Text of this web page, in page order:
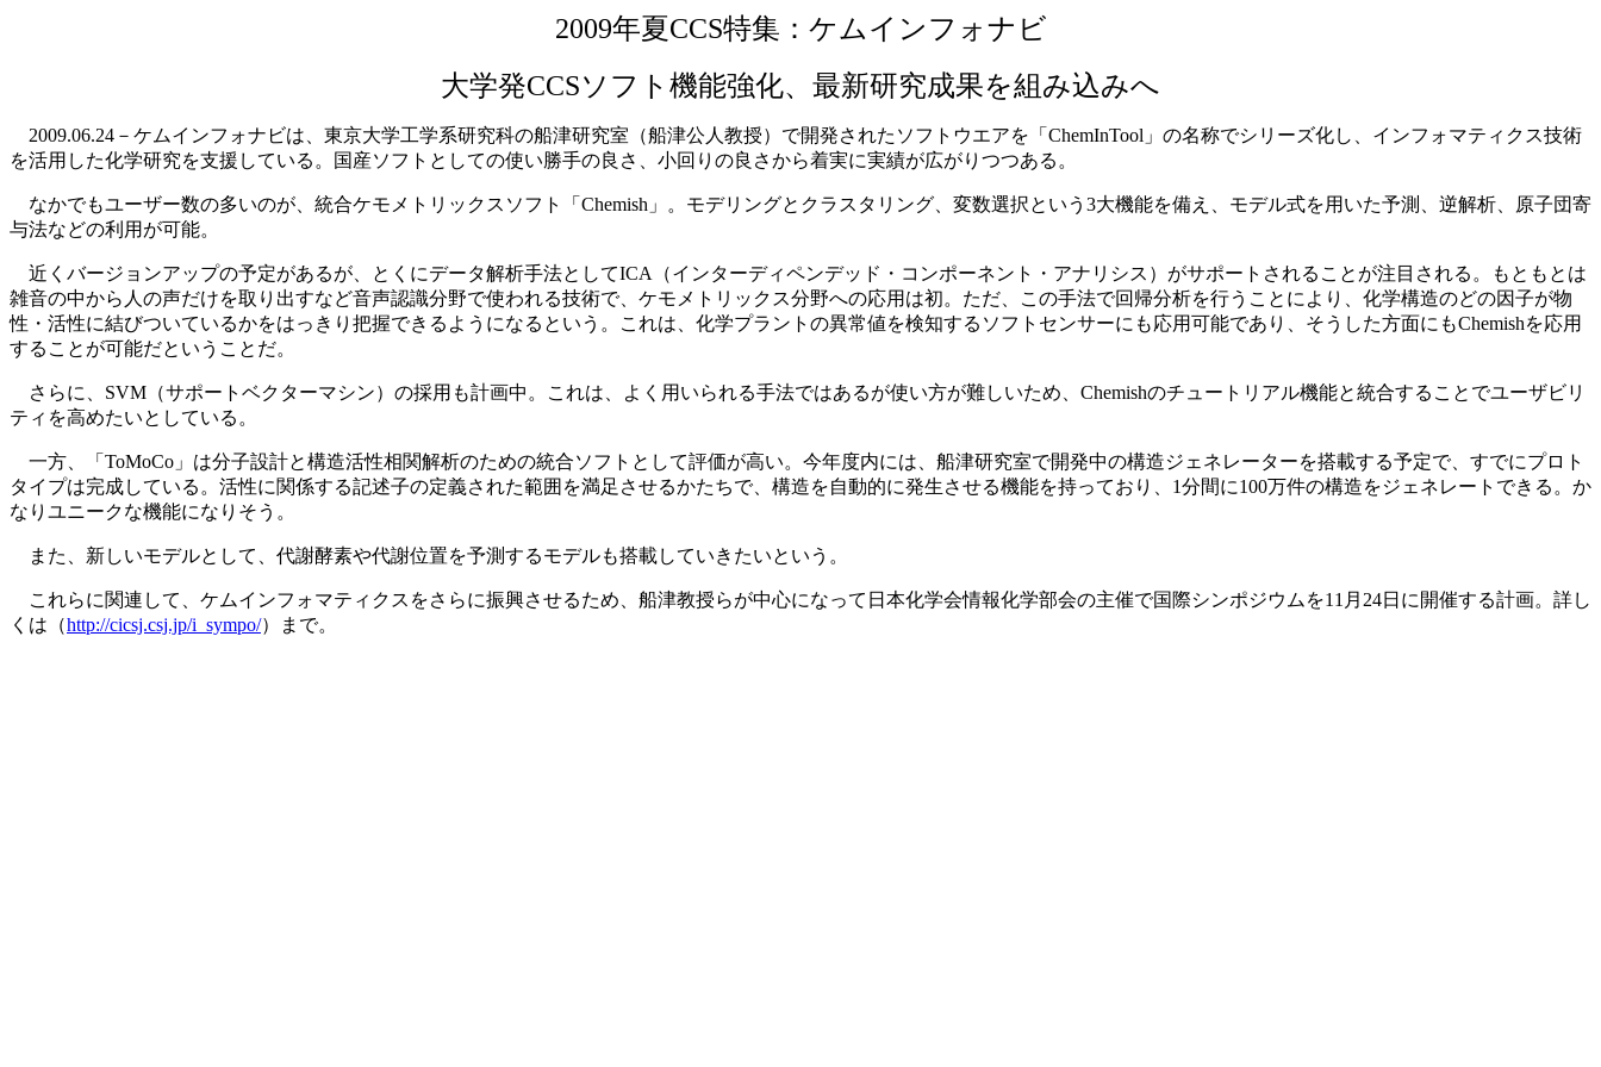
2009年夏CCS特集：ケムインフォナビ
大学発CCSソフト機能強化、最新研究成果を組み込みへ
2009.06.24－ケムインフォナビは、東京大学工学系研究科の船津研究室（船津公人教授）で開発されたソフトウエアを「ChemInTool」の名称でシリーズ化し、インフォマティクス技術
を活用した化学研究を支援している。国産ソフトとしての使い勝手の良さ、小回りの良さから着実に実績が広がりつつある。
なかでもユーザー数の多いのが、統合ケモメトリックスソフト「Chemish」。モデリングとクラスタリング、変数選択という3大機能を備え、モデル式を用いた予測、逆解析、原子団寄
与法などの利用が可能。
近くバージョンアップの予定があるが、とくにデータ解析手法としてICA（インターディペンデッド・コンポーネント・アナリシス）がサポートされることが注目される。もともとは
雑音の中から人の声だけを取り出すなど音声認識分野で使われる技術で、ケモメトリックス分野への応用は初。ただ、この手法で回帰分析を行うことにより、化学構造のどの因子が物
性・活性に結びついているかをはっきり把握できるようになるという。これは、化学プラントの異常値を検知するソフトセンサーにも応用可能であり、そうした方面にもChemishを応用
することが可能だということだ。
さらに、SVM（サポートベクターマシン）の採用も計画中。これは、よく用いられる手法ではあるが使い方が難しいため、Chemishのチュートリアル機能と統合することでユーザビリ
ティを高めたいとしている。
一方、「ToMoCo」は分子設計と構造活性相関解析のための統合ソフトとして評価が高い。今年度内には、船津研究室で開発中の構造ジェネレーターを搭載する予定で、すでにプロト
タイプは完成している。活性に関係する記述子の定義された範囲を満足させるかたちで、構造を自動的に発生させる機能を持っており、1分間に100万件の構造をジェネレートできる。か
なりユニークな機能になりそう。
また、新しいモデルとして、代謝酵素や代謝位置を予測するモデルも搭載していきたいという。
これらに関連して、ケムインフォマティクスをさらに振興させるため、船津教授らが中心になって日本化学会情報化学部会の主催で国際シンポジウムを11月24日に開催する計画。詳し
くは（http://cicsj.csj.jp/i_sympo/）まで。